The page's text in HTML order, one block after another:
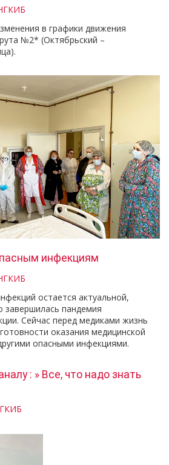
в графики движения
№2* (Октябрьский –
инфекциям
остается актуальной,
завершилась пандемия
Сейчас перед медиками жизнь
оказания медицинской
опасными инфекциями.
: » Все, что надо знать